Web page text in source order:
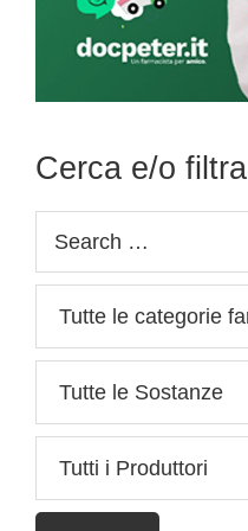
Cerca e/o filtra